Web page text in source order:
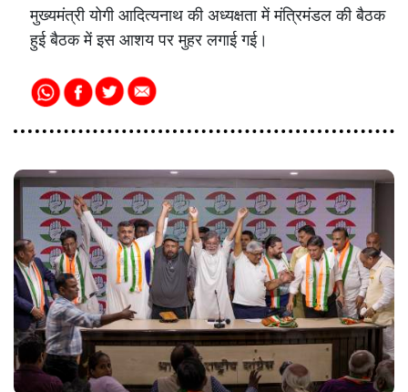
मुख्यमंत्री योगी आदित्यनाथ की अध्यक्षता में मंत्रिमंडल की बैठक
हुई बैठक में इस आशय पर मुहर लगाई गई।